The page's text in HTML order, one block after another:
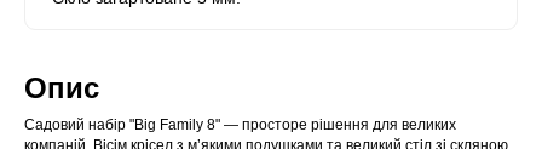
Опис
Садовий набір "Big Family 8" — просторе рішення для великих
компаній. Вісім крісел з м’якими подушками та великий стіл зі скляною